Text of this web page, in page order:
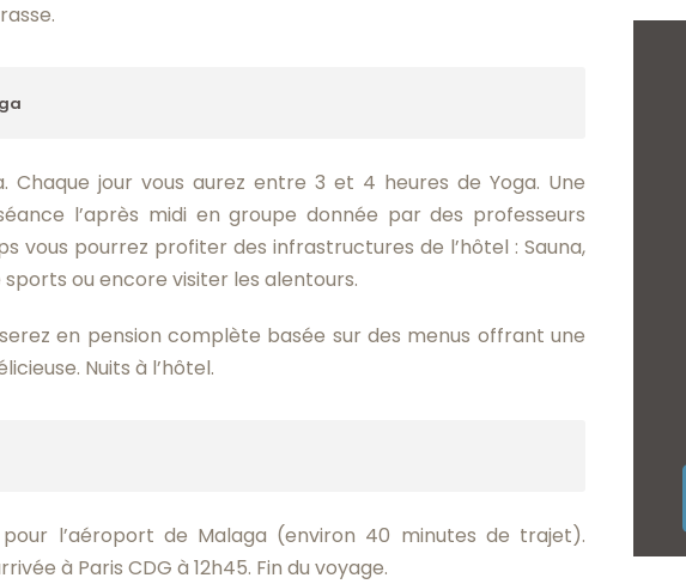
Chaque jour vous aurez entre 3 et 4 heures de Yoga. Une
l’après midi en groupe donnée par des professeurs
vous pourrez profiter des infrastructures de l’hôtel : Sauna,
sports ou encore visiter les alentours.
en pension complète basée sur des menus offrant une
Nuits à l’hôtel.
l’aéroport de Malaga (environ 40 minutes de trajet).
à Paris CDG à 12h45. Fin du voyage.